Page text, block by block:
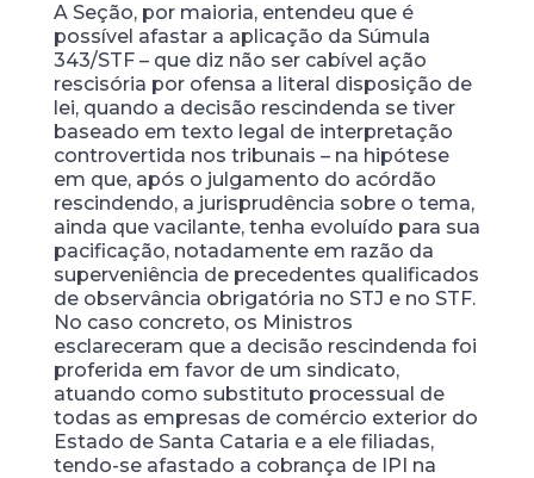
A Seção, por maioria, entendeu que é
possível afastar a aplicação da Súmula
343/STF – que diz não ser cabível ação
rescisória por ofensa a literal disposição de
lei, quando a decisão rescindenda se tiver
baseado em texto legal de interpretação
controvertida nos tribunais – na hipótese
em que, após o julgamento do acórdão
rescindendo, a jurisprudência sobre o tema,
ainda que vacilante, tenha evoluído para sua
pacificação, notadamente em razão da
superveniência de precedentes qualificados
de observância obrigatória no STJ e no STF.
No caso concreto, os Ministros
esclareceram que a decisão rescindenda foi
proferida em favor de um sindicato,
atuando como substituto processual de
todas as empresas de comércio exterior do
Estado de Santa Cataria e a ele filiadas,
tendo-se afastado a cobrança de IPI na